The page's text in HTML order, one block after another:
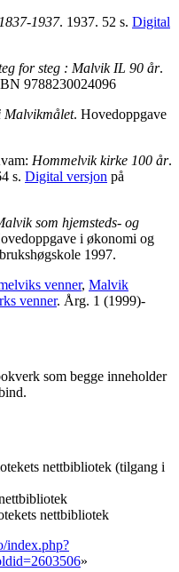
1937. 1937. 52 s. Digital
for steg : Malvik IL 90 år.
9788230024096
Malvikmålet. Hovedoppgave
Hommelvik kirke 100 år.
s. Digital versjon på
som hjemsteds- og
i økonomi og
1997.
venner, Malvik
venner. Årg. 1 (1999)-
som begge inneholder
nettbibliotek (tilgang i
nettbibliotek
index.php?
»